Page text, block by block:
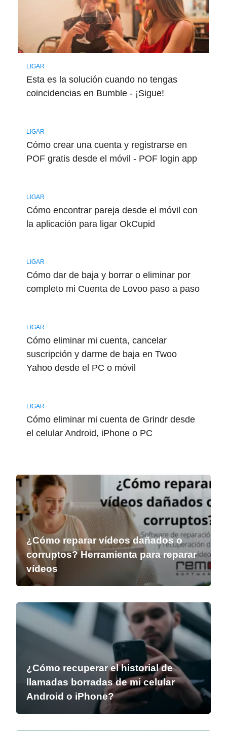
LIGAR
Esta es la solución cuando no tengas
coincidencias en Bumble - ¡Sigue!
LIGAR
Cómo crear una cuenta y registrarse en
POF gratis desde el móvil - POF login app
LIGAR
Cómo encontrar pareja desde el móvil con
la aplicación para ligar OkCupid
LIGAR
Cómo dar de baja y borrar o eliminar por
completo mi Cuenta de Lovoo paso a paso
LIGAR
Cómo eliminar mi cuenta, cancelar
suscripción y darme de baja en Twoo
Yahoo desde el PC o móvil
LIGAR
Cómo eliminar mi cuenta de Grindr desde
el celular Android, iPhone o PC
¿Cómo reparar vídeos dañados o
corruptos? Herramienta para reparar
vídeos
¿Cómo recuperar el historial de
llamadas borradas de mi celular
Android o iPhone?